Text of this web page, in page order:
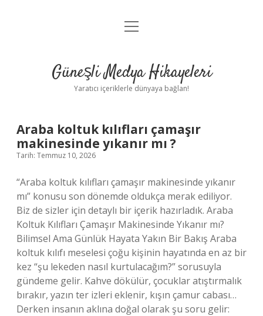
Anasayfa
Yasal Uyarı
menüyü
Güneşli Medya Hikayeleri
Yaratıcı içeriklerle dünyaya bağlan!
Güneşli
Medya
Hikayeleri
Yazılar
Araba koltuk kılıfları çamaşır
makinesinde yıkanır mı ?
Tarih: Temmuz 10, 2026
“Araba koltuk kılıfları çamaşır makinesinde yıkanır
mı” konusu son dönemde oldukça merak ediliyor.
Biz de sizler için detaylı bir içerik hazırladık. Araba
Koltuk Kılıfları Çamaşır Makinesinde Yıkanır mı?
Bilimsel Ama Günlük Hayata Yakın Bir Bakış Araba
koltuk kılıfı meselesi çoğu kişinin hayatında en az bir
kez “şu lekeden nasıl kurtulacağım?” sorusuyla
gündeme gelir. Kahve dökülür, çocuklar atıştırmalık
bırakır, yazın ter izleri eklenir, kışın çamur cabası…
Derken insanın aklına doğal olarak şu soru gelir: